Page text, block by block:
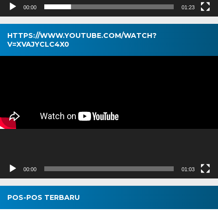
00:00 01:23
HTTPS://WWW.YOUTUBE.COM/WATCH?
V=XVAJYCLC4X0
Pemutar
00:00 01:03
POS-POS TERBARU